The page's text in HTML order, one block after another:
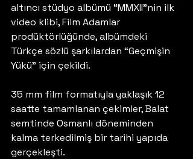
altıncı stüdyo albümü “MMXII”nin ilk
video klibi, Film Adamlar
prodüktörlüğünde, albümdeki
Türkçe sözlü şarkılardan “Geçmişin
Yükü” için çekildi.
35 mm film formatıyla yaklaşık 12
saatte tamamlanan çekimler, Balat
semtinde Osmanlı döneminden
kalma terkedilmiş bir tarihi yapıda
gerçekleşti.